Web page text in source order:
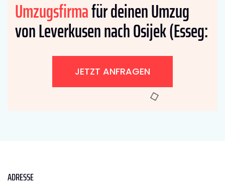
Umzugsfirmafür deinen Umzug
von Leverkusen nach Osijek (Esseg:
JETZT ANFRAGEN
ADRESSE